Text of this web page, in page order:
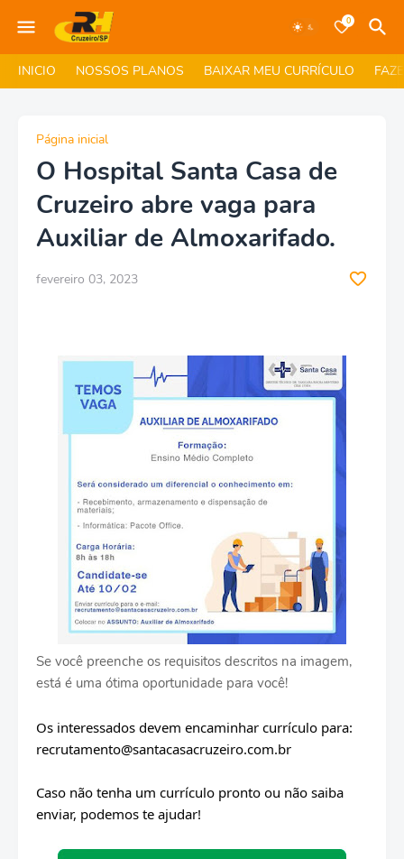
0
INICIO NOSSOS PLANOS BAIXAR MEU CURRÍCULO
Página inicial
O Hospital Santa Casa de
Cruzeiro abre vaga para
Auxiliar de Almoxarifado.
fevereiro 03, 2023
Se você preenche os requisitos descritos na imagem,
está é uma ótima oportunidade para você!
Os interessados devem encaminhar currículo para:
recrutamento@santacasacruzeiro.com.br
Caso não tenha um currículo pronto ou não saiba
enviar, podemos te ajudar!